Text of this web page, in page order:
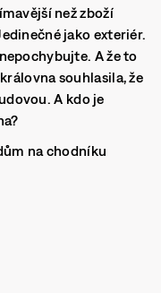
než zboží
jako exteriér.
A že to
souhlasila, že
. A kdo je
na chodníku